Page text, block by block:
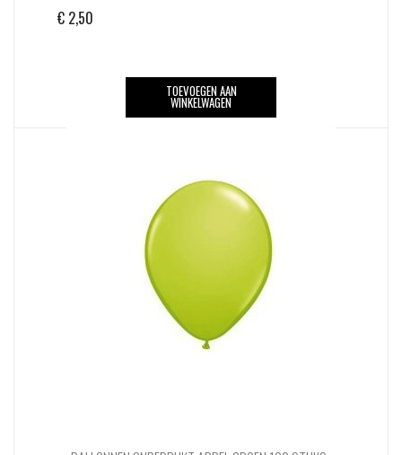
€ 2,50
TOEVOEGEN AAN
WINKELWAGEN